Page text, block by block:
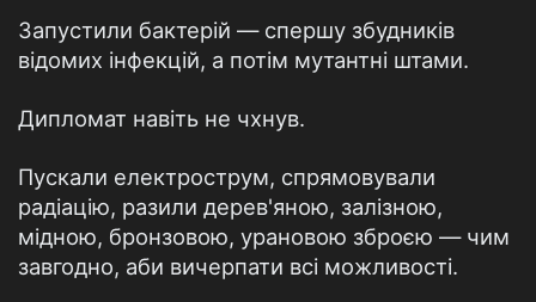
Запустили бактерій — спершу збудників
відомих інфекцій, а потім мутантні штами.
Дипломат навіть не чхнув.
Пускали електрострум, спрямовували
радіацію, разили дерев'яною, залізною,
мідною, бронзовою, урановою зброєю — чим
завгодно, аби вичерпати всі можливості.